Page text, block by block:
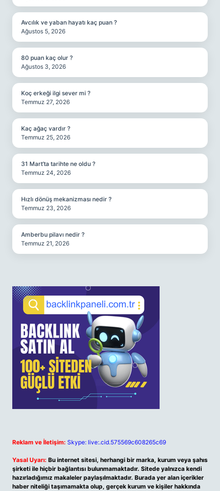
Avcılık ve yaban hayatı kaç puan ?
Ağustos 5, 2026
80 puan kaç olur ?
Ağustos 3, 2026
Koç erkeği ilgi sever mi ?
Temmuz 27, 2026
Kaç ağaç vardır ?
Temmuz 25, 2026
31 Mart’ta tarihte ne oldu ?
Temmuz 24, 2026
Hızlı dönüş mekanizması nedir ?
Temmuz 23, 2026
Amberbu pilavı nedir ?
Temmuz 21, 2026
Reklam ve İletişim: Skype: live:.cid.575569c608265c69
Yasal Uyarı: Bu internet sitesi, herhangi bir marka, kurum veya şahıs
şirketi ile hiçbir bağlantısı bulunmamaktadır. Sitede yalnızca kendi
hazırladığımız makaleler paylaşılmaktadır. Burada yer alan içerikler
haber niteliği taşımamakta olup, gerçek kurum ve kişiler hakkında